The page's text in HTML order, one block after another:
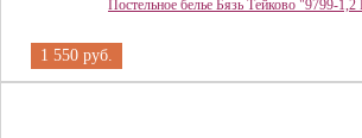
Постельное белье Бязь Тейково "9799-
1 550 руб.